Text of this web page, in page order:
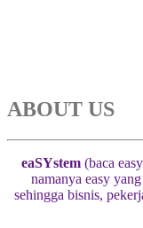
ABOUT US
eaSYstem(baca
namanya easy
sehingga bisnis,